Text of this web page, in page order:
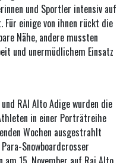
und Sportler intensiv auf
einige von ihnen rückt die
Nähe, andere mussten
und unermüdlichem Einsatz
RAI Alto Adige wurden die
in einer Porträtreihe
Wochen ausgestrahlt
Snowboardcrosser